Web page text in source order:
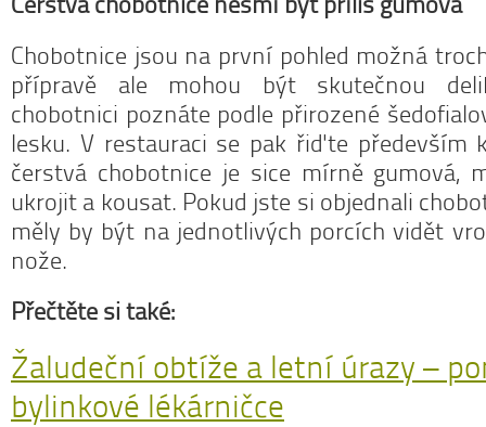
Chobotnice jsou na první pohled možná
přípravě ale mohou být skutečnou
chobotnici poznáte podle přirozené
lesku. V restauraci se pak řiďte především
čerstvá chobotnice je sice mírně gumová,
ukrojit a kousat. Pokud jste si objednali
měly by být na jednotlivých porcích vidět
nože.
Přečtěte si také:
Žaludeční obtíže a letní úrazy –
bylinkové lékárničce